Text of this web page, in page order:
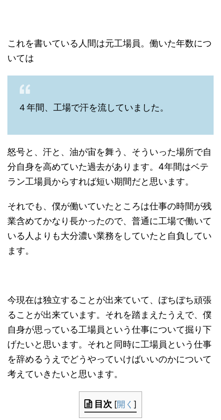
これを書いている人間は元工場員。働いた年数につ
いては
４年間、工場で汗を流していました。
怒号と、汗と、油が宙を舞う、そういった場所で自
分自身を高めていた過去があります。4年間はベテ
ラン工場員からすれば短い期間だと思います。
それでも、僕が働いていたところは仕事の時間が残
業含めてかなり長かったので、普通に工場で働いて
いる人よりも大分濃い業務をしていたと自負してい
ます。
今現在は独立することが出来ていて、ぼちぼち頑張
ることが出来ています。それを踏まえたうえで、僕
自身が思っている工場員という仕事について掘り下
げたいと思います。それと同時に工場員という仕事
を辞めるうえでどうやっていけばいいのかについて
考えていきたいと思います。
目次 [開く ]